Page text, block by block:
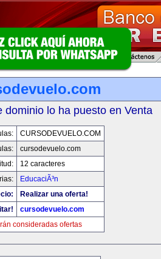
dominio lo ha puesto en Venta
CURSODEVUELO.COM
cursodevuelo.com
12 caracteres
EducaciÃ³n
Realizar una oferta!
cursodevuelo.com
consideradas ofertas